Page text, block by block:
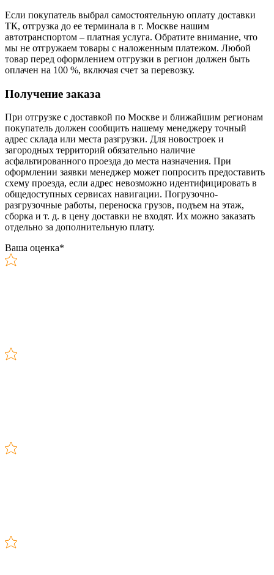
Если покупатель выбрал самостоятельную оплату доставки
ТК, отгрузка до ее терминала в г. Москве нашим
автотранспортом – платная услуга. Обратите внимание, что
мы не отгружаем товары с наложенным платежом. Любой
товар перед оформлением отгрузки в регион должен быть
оплачен на 100 %, включая счет за перевозку.
Получение заказа
При отгрузке с доставкой по Москве и ближайшим регионам
покупатель должен сообщить нашему менеджеру точный
адрес склада или места разгрузки. Для новостроек и
загородных территорий обязательно наличие
асфальтированного проезда до места назначения. При
оформлении заявки менеджер может попросить предоставить
схему проезда, если адрес невозможно идентифицировать в
общедоступных сервисах навигации. Погрузочно-
разгрузочные работы, переноска грузов, подъем на этаж,
сборка и т. д. в цену доставки не входят. Их можно заказать
отдельно за дополнительную плату.
Ваша оценка*